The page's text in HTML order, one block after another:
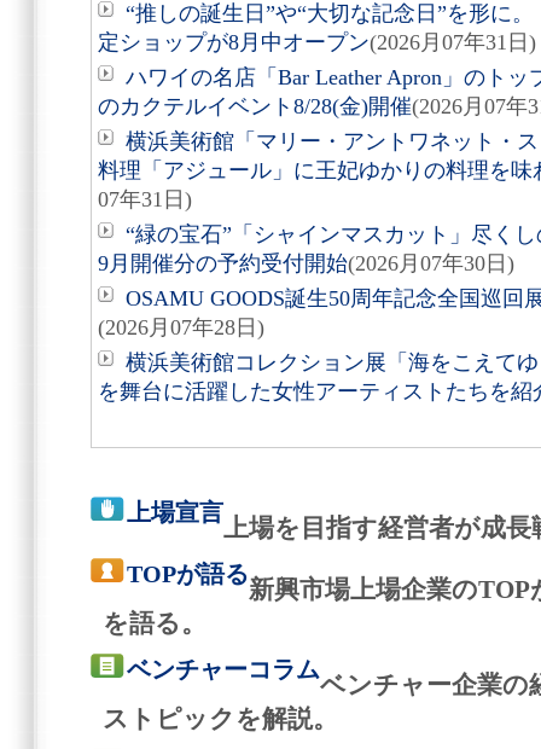
“推しの誕生日”や“大切な記念日”を形に。
定ショップが8月中オープン(2026月07年31日)
ハワイの名店「Bar Leather Apron」のト
のカクテルイベント8/28(金)開催(2026月07年
横浜美術館「マリー・アントワネット・
料理「アジュール」に王妃ゆかりの料理を
07年31日)
“緑の宝石”「シャインマスカット」尽く
9月開催分の予約受付開始(2026月07年30日)
OSAMU GOODS誕生50周年記念全国巡回
(2026月07年28日)
横浜美術館コレクション展「海をこえて
を舞台に活躍した女性アーティストたちを紹
上場宣言
上場を目指す経営者が成
TOPが語る
新興市場上場企業の
を語る。
ベンチャーコラム
ベンチャー企業の
ストピックを解説。